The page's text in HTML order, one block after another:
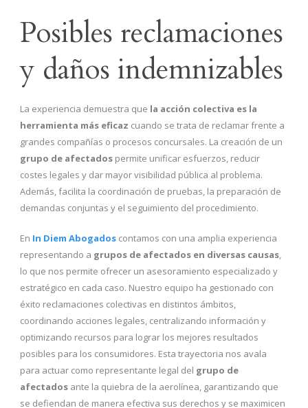
Posibles reclamaciones
y daños indemnizables
La experiencia demuestra que la acción colectiva es la
herramienta más eficaz cuando se trata de reclamar frente a
grandes compañías o procesos concursales. La creación de un
grupo de afectados permite unificar esfuerzos, reducir
costes legales y dar mayor visibilidad pública al problema.
Además, facilita la coordinación de pruebas, la preparación de
demandas conjuntas y el seguimiento del procedimiento.
En In Diem Abogados contamos con una amplia experiencia
representando a grupos de afectados en diversas causas,
lo que nos permite ofrecer un asesoramiento especializado y
estratégico en cada caso. Nuestro equipo ha gestionado con
éxito reclamaciones colectivas en distintos ámbitos,
coordinando acciones legales, centralizando información y
optimizando recursos para lograr los mejores resultados
posibles para los consumidores. Esta trayectoria nos avala
para actuar como representante legal del grupo de
afectados ante la quiebra de la aerolínea, garantizando que
se defiendan de manera efectiva sus derechos y se maximicen